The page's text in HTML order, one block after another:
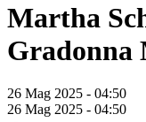
Martha
Gradonna
26 Mag 2025 - 04:50
26 Mag 2025 - 04:50